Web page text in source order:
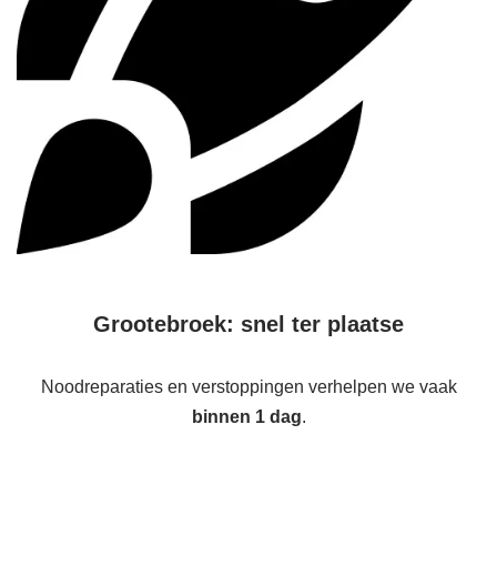
Grootebroek: snel ter plaatse
Noodreparaties en verstoppingen verhelpen we vaak
binnen 1 dag.